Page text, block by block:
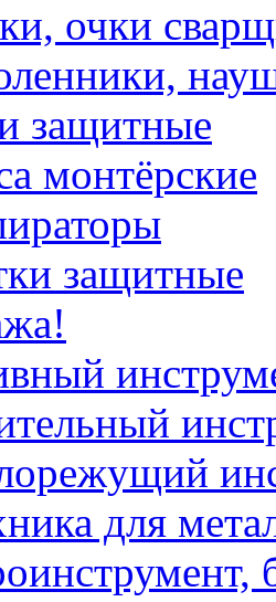
очки
защитные
монтёрские
защитные
для